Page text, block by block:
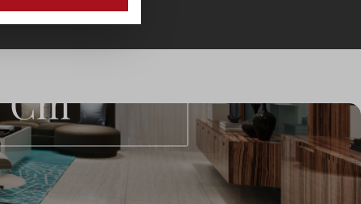
Cm